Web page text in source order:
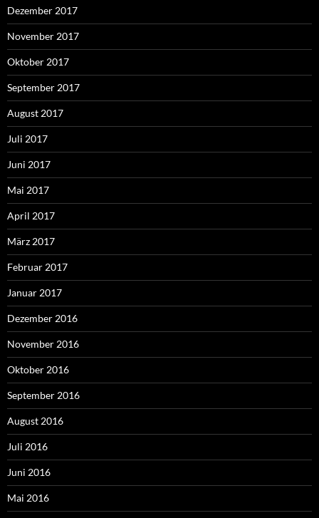
Dezember 2017
November 2017
Oktober 2017
September 2017
August 2017
Juli 2017
Juni 2017
Mai 2017
April 2017
März 2017
Februar 2017
Januar 2017
Dezember 2016
November 2016
Oktober 2016
September 2016
August 2016
Juli 2016
Juni 2016
Mai 2016